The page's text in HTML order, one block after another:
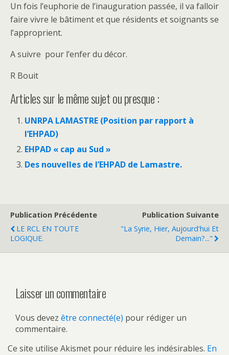
Un fois l’euphorie de l’inauguration passée, il va falloir
faire vivre le bâtiment et que résidents et soignants se
l’approprient.
A suivre pour l’enfer du décor.
R Bouit
Articles sur le même sujet ou presque :
UNRPA LAMASTRE (Position par rapport à
l’EHPAD)
EHPAD « cap au Sud »
Des nouvelles de l’EHPAD de Lamastre.
Publication Précédente
LE RCL EN TOUTE
LOGIQUE.
Publication Suivante
"La Syrie, Hier, Aujourd'hui Et
Demain?..."
Laisser un commentaire
Vous devez être connecté(e) pour rédiger un
commentaire.
Ce site utilise Akismet pour réduire les indésirables. En